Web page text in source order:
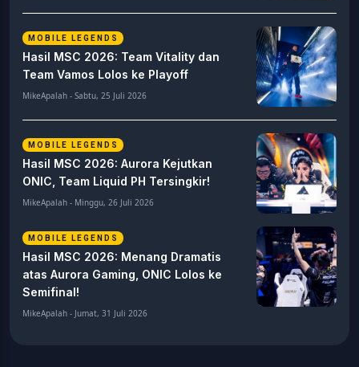
MOBILE LEGENDS
Hasil MSC 2026: Team Vitality dan
Team Vamos Lolos ke Playoff
MikeApalah - Sabtu, 25 Juli 2026
MOBILE LEGENDS
Hasil MSC 2026: Aurora Kejutkan
ONIC, Team Liquid PH Tersingkir!
MikeApalah - Minggu, 26 Juli 2026
MOBILE LEGENDS
Hasil MSC 2026: Menang Dramatis
atas Aurora Gaming, ONIC Lolos ke
Semifinal!
MikeApalah - Jumat, 31 Juli 2026